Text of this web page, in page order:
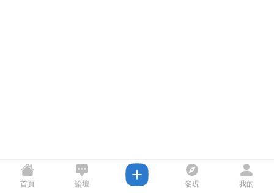
首頁 論壇 發現 我的